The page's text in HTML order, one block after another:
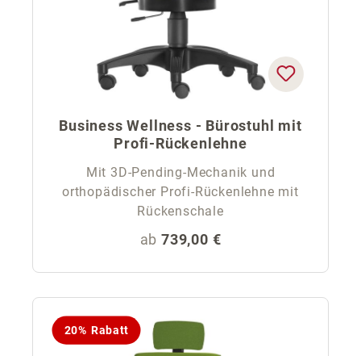
Business Wellness - Bürostuhl mit
Profi-Rückenlehne
Mit 3D-Pending-Mechanik und
orthopädischer Profi-Rückenlehne mit
Rückenschale
Regulärer Preis:
ab 739,00 €
20% Rabatt